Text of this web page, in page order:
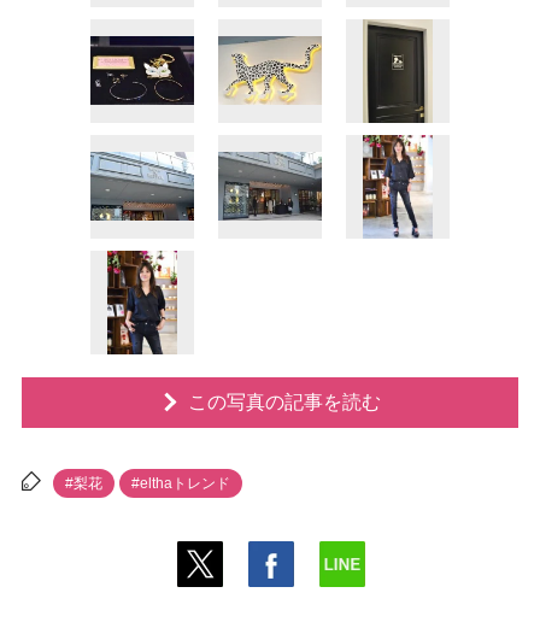
この写真の記事を読む
#梨花 #elthaトレンド